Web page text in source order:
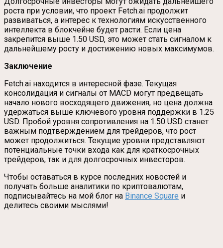
роста при условии, что проект Fetch.ai продолжит
развиваться, а интерес к технологиям искусственного
интеллекта в блокчейне будет расти. Если цена
закрепится выше 1.50 USD, это может стать сигналом к
дальнейшему росту и достижению новых максимумов.
Заключение
Fetch.ai находится в интересной фазе. Текущая
консолидация и сигналы от MACD могут предвещать
начало нового восходящего движения, но цена должна
удержаться выше ключевого уровня поддержки в 1.25
USD. Пробой уровня сопротивления на 1.50 USD станет
важным подтверждением для трейдеров, что рост
может продолжиться. Текущие уровни представляют
потенциальные точки входа как для краткосрочных
трейдеров, так и для долгосрочных инвесторов.
Чтобы оставаться в курсе последних новостей и
получать больше аналитики по криптовалютам,
подписывайтесь на мой блог на Binance Square и
делитесь своими мыслями!